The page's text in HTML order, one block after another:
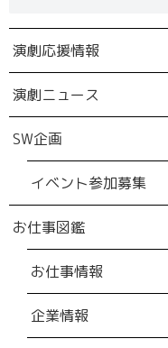
演劇応援情報
演劇ニュース
SW企画
イベント参加募集
お仕事図鑑
お仕事情報
企業情報